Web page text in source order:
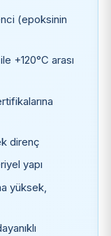
(epoksinin
+120°C arası
direnç
yapı
yüksek,